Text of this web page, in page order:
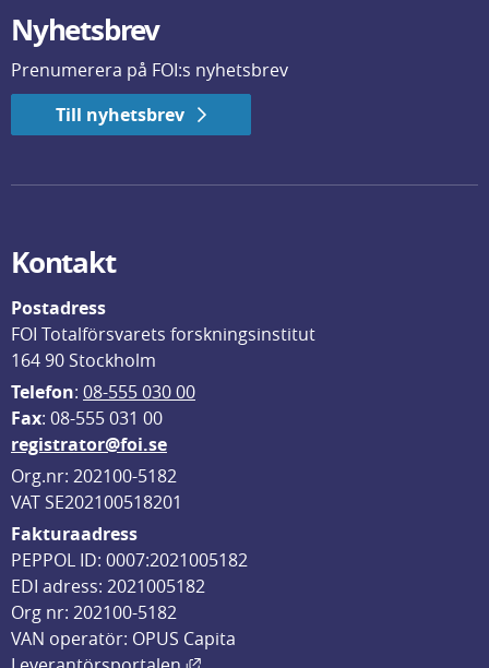
Nyhetsbrev
Prenumerera på FOI:s nyhetsbrev
Till nyhetsbrev
Kontakt
Postadress
FOI Totalförsvarets forskningsinstitut
164 90 Stockholm
Telefon: 08-555 030 00
Fax: 08-555 031 00
registrator@foi.se
Org.nr: 202100-5182
VAT SE202100518201
Fakturaadress
PEPPOL ID: 0007:2021005182
EDI adress: 2021005182
Org nr: 202100-5182
VAN operatör: OPUS Capita